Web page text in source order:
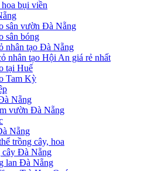
bụi viền
sân vườn Đà Nẵng
sân bóng
nhân tạo Đà Nẵng
nhân tạo Hội An giá rẻ nhất
tại Huế
Tam Kỳ
Nẵng
vườn Đà Nẵng
Nẵng
trồng cây, hoa
cây Đà Nẵng
lan Đà Nẵng